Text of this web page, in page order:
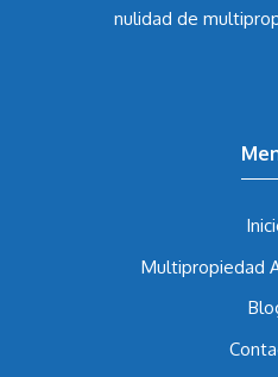
nulidad de
Multipropiedad